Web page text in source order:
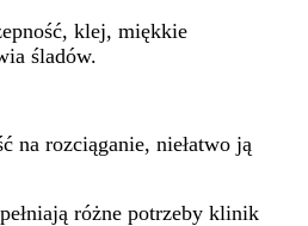
klej, miękkie
śladów.
na rozciąganie, niełatwo ją
różne potrzeby klinik